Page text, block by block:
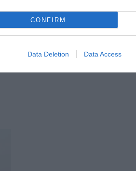
CONFIRM
Data Deletion Data Access